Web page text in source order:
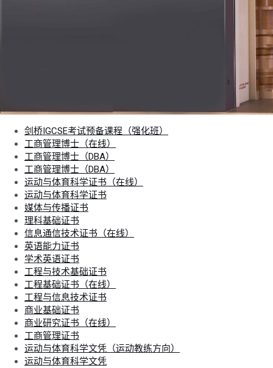
剑桥IGCSE考试预备课程（强化班）
工商管理博士（在线）
工商管理博士（DBA）
工商管理博士（DBA）
运动与体育科学证书（在线）
运动与体育科学证书
媒体与传播证书
理科基础证书
信息通信技术证书（在线）
英语能力证书
学术英语证书
工程与技术基础证书
工程基础证书（在线）
工程与信息技术证书
商业基础证书
商业研究证书（在线）
工商管理证书
运动与体育科学文凭（运动教练方向）
运动与体育科学文凭